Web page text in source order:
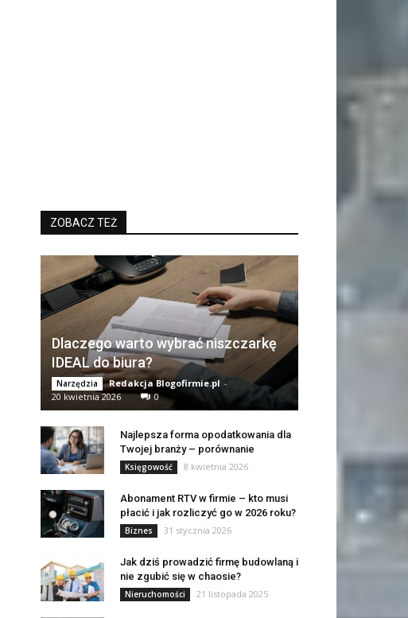
ZOBACZ TEŻ
Dlaczego warto wybrać niszczarkę
IDEAL do biura?
Narzędzia Redakcja Blogofirmie.pl -
20 kwietnia 2026
0
Najlepsza forma opodatkowania dla
Twojej branży – porównanie
Księgowość 8 kwietnia 2026
Abonament RTV w firmie – kto musi
płacić i jak rozliczyć go w 2026 roku?
Biznes 31 stycznia 2026
Jak dziś prowadzić firmę budowlaną i
nie zgubić się w chaosie?
Nieruchomości 21 listopada 2025